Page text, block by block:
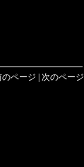
のページ | 次のページ